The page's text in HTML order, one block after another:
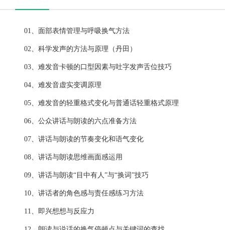
01、面部表情管理与呼吸换气方法
02、科学发声的方法与原理（丹田）
03、难发音卡顿的口型因素与吐字发声舌位技巧
04、难发音虚实变调原理
05、难发音的轻重格式变化与普通话轻重格式原理
06、公众讲话与朗读的六点准备方法
07、讲话与朗读的节奏变化和语气变化
08、讲话与朗读思维画面感运用
09、讲话与朗读“目中有人”与“换词”技巧
10、讲话者的角色感与责任感练习方法
11、即兴想想与反应力